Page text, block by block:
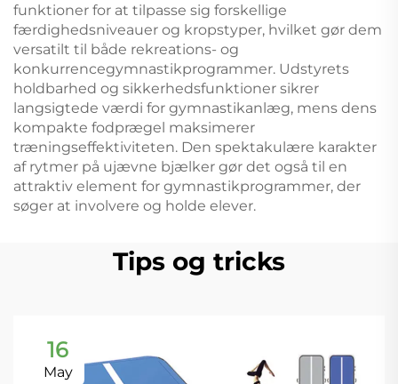
funktioner for at tilpasse sig forskellige
færdighedsniveauer og kropstyper, hvilket gør dem
versatilt til både rekreations- og
konkurrencegymnastikprogrammer. Udstyrets
holdbarhed og sikkerhedsfunktioner sikrer
langsigtede værdi for gymnastikanlæg, mens dens
kompakte fodprægel maksimerer
træningseffektiviteten. Den spektakulære karakter
af rytmer på ujævne bjælker gør det også til en
attraktiv element for gymnastikprogrammer, der
søger at involvere og holde elever.
Tips og tricks
16
May